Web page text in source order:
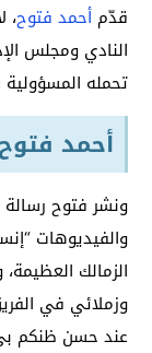
قدّمأحمد فتوح،
النادي ومجلس
تحمله المسؤولية
أحمد
ونشر فتوح
والفيديوهات
الزمالك
وزملائي في
عند حسن ظنكم